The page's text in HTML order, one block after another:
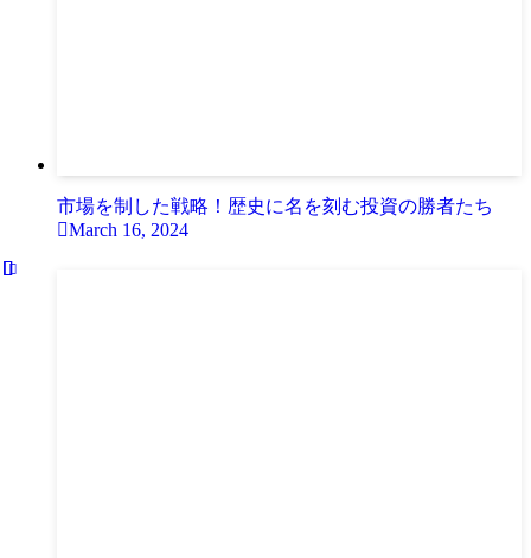
市場を制した戦略！歴史に名を刻む投資の勝者たち
March 16, 2024